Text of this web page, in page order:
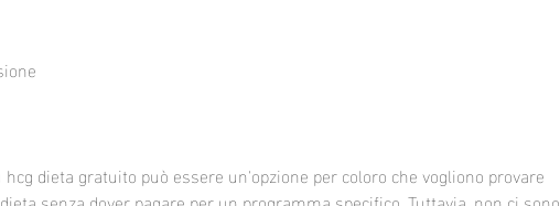
dieta gratuito può essere un'opzione per coloro che vogliono provare